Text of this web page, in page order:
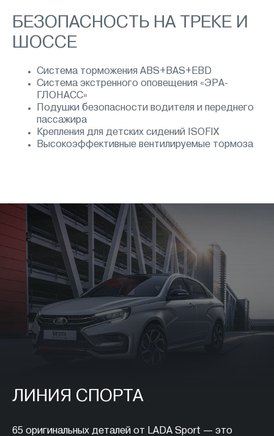
БЕЗОПАСНОСТЬ НА ТРЕКЕ И
ШОССЕ
Система торможения ABS+BAS+EBD
Система экстренного оповещения «ЭРА-
ГЛОНАСС»
Подушки безопасности водителя и переднего
пассажира
Крепления для детских сидений ISOFIX
Высокоэффективные вентилируемые тормоза
ЛИНИЯ СПОРТА
65 оригинальных деталей от LADA Sport — это